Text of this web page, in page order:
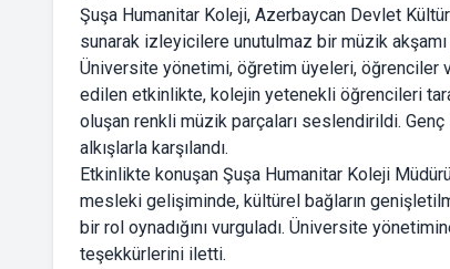
Şuşa Humanitar Koleji, Azerbaycan Devlet
sunarak izleyicilere unutulmaz bir müzik akşamı
Üniversite yönetimi, öğretim üyeleri, öğrenciler
edilen etkinlikte, kolejin yetenekli öğrencileri
oluşan renkli müzik parçaları seslendirildi.
alkışlarla karşılandı.
Etkinlikte konuşan Şuşa Humanitar Koleji
mesleki gelişiminde, kültürel bağların
bir rol oynadığını vurguladı. Üniversite
teşekkürlerini iletti.